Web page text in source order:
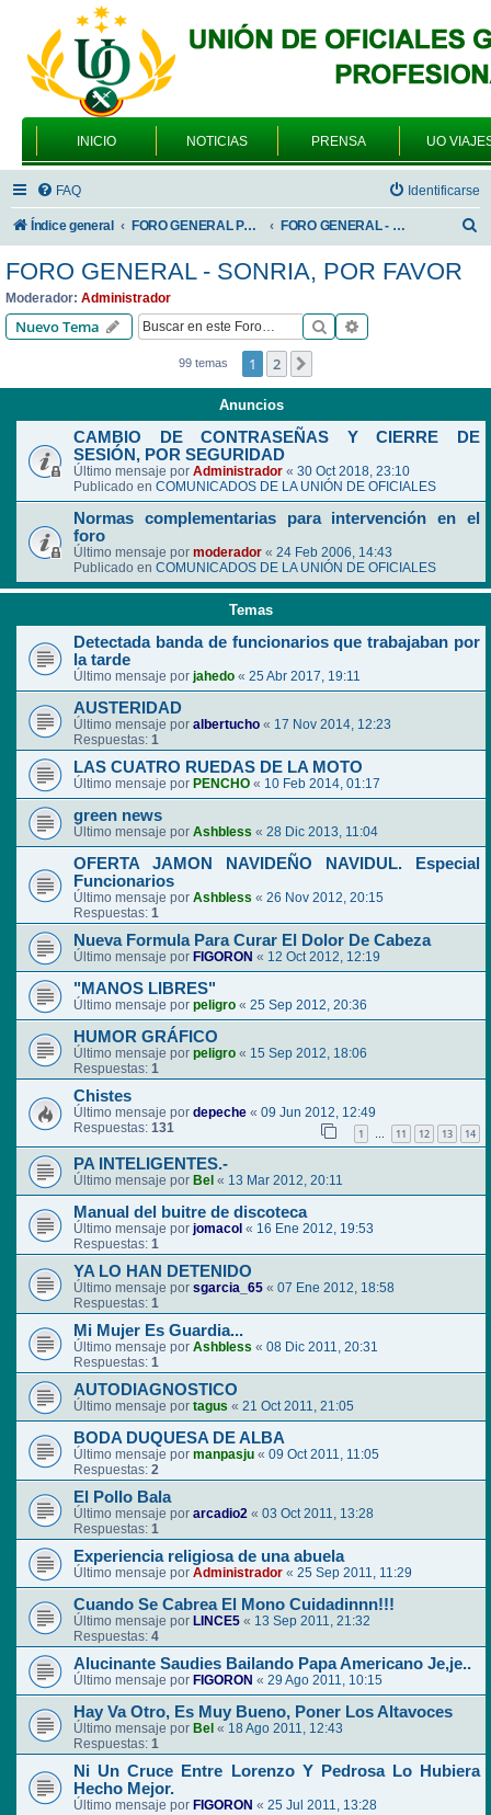
INICIO NOTICIAS PRENSA UO
FAQ Identificarse
Índice general FORO GENERAL PARA TODOS LOS USUARIOS FORO GENERAL - SONRIA, POR FAVOR
FORO GENERAL - SONRIA, POR FAVOR
Moderador: Administrador
Nuevo Tema Buscar
99 temas 1 2
Anuncios
CAMBIO DE CONTRASEÑAS Y CIERRE DE
SESIÓN, POR SEGURIDAD
Último mensaje por Administrador « 30 Oct 2018, 23:10
Publicado en COMUNICADOS DE LA UNIÓN DE OFICIALES
Normas complementarias para intervención en el
foro
Último mensaje por moderador « 24 Feb 2006, 14:43
Publicado en COMUNICADOS DE LA UNIÓN DE OFICIALES
Temas
Detectada banda de funcionarios que trabajaban por
la tarde
Último mensaje por jahedo « 25 Abr 2017, 19:11
AUSTERIDAD
Último mensaje por albertucho « 17 Nov 2014, 12:23
Respuestas: 1
LAS CUATRO RUEDAS DE LA MOTO
Último mensaje por PENCHO « 10 Feb 2014, 01:17
green news
Último mensaje por Ashbless « 28 Dic 2013, 11:04
OFERTA JAMON NAVIDEÑO NAVIDUL. Especial
Funcionarios
Último mensaje por Ashbless « 26 Nov 2012, 20:15
Respuestas: 1
Nueva Formula Para Curar El Dolor De Cabeza
Último mensaje por FIGORON « 12 Oct 2012, 12:19
"MANOS LIBRES"
Último mensaje por peligro « 25 Sep 2012, 20:36
HUMOR GRÁFICO
Último mensaje por peligro « 15 Sep 2012, 18:06
Respuestas: 1
Chistes
Último mensaje por depeche « 09 Jun 2012, 12:49
Respuestas: 131 1 … 11 12 13 14
PA INTELIGENTES.-
Último mensaje por Bel « 13 Mar 2012, 20:11
Manual del buitre de discoteca
Último mensaje por jomacol « 16 Ene 2012, 19:53
Respuestas: 1
YA LO HAN DETENIDO
Último mensaje por sgarcia_65 « 07 Ene 2012, 18:58
Respuestas: 1
Mi Mujer Es Guardia...
Último mensaje por Ashbless « 08 Dic 2011, 20:31
Respuestas: 1
AUTODIAGNOSTICO
Último mensaje por tagus « 21 Oct 2011, 21:05
BODA DUQUESA DE ALBA
Último mensaje por manpasju « 09 Oct 2011, 11:05
Respuestas: 2
El Pollo Bala
Último mensaje por arcadio2 « 03 Oct 2011, 13:28
Respuestas: 1
Experiencia religiosa de una abuela
Último mensaje por Administrador « 25 Sep 2011, 11:29
Cuando Se Cabrea El Mono Cuidadinnn!!!
Último mensaje por LINCE5 « 13 Sep 2011, 21:32
Respuestas: 4
Alucinante Saudies Bailando Papa Americano Je,je..
Último mensaje por FIGORON « 29 Ago 2011, 10:15
Hay Va Otro, Es Muy Bueno, Poner Los Altavoces
Último mensaje por Bel « 18 Ago 2011, 12:43
Respuestas: 1
Ni Un Cruce Entre Lorenzo Y Pedrosa Lo Hubiera
Hecho Mejor.
Último mensaje por FIGORON « 25 Jul 2011, 13:28